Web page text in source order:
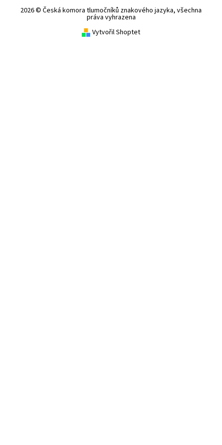
2026 © Česká komora tlumočníků znakového jazyka, všechna
práva vyhrazena
Vytvořil Shoptet